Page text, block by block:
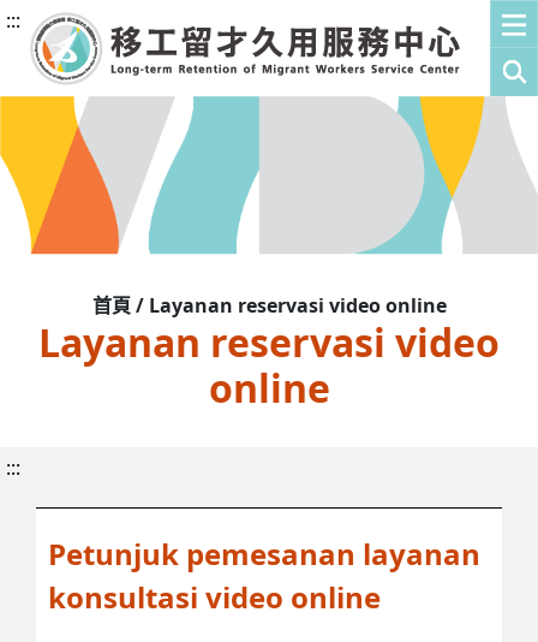
:::
首頁 / Layanan reservasi video online
Layanan reservasi video
online
:::
Petunjuk pemesanan layanan
konsultasi video online